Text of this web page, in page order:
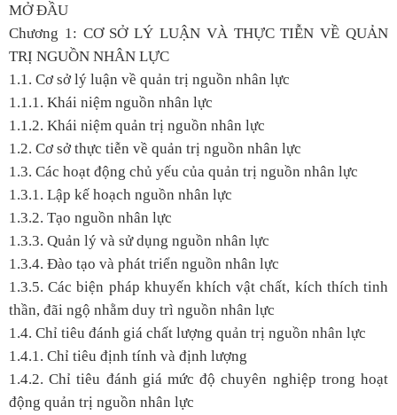
MỞ ĐẦU
Chương 1: CƠ SỞ LÝ LUẬN VÀ THỰC TIỄN VỀ QUẢN
TRỊ NGUỒN NHÂN LỰC
1.1. Cơ sở lý luận về quản trị nguồn nhân lực
1.1.1. Khái niệm nguồn nhân lực
1.1.2. Khái niệm quản trị nguồn nhân lực
1.2. Cơ sở thực tiễn về quản trị nguồn nhân lực
1.3. Các hoạt động chủ yếu của quản trị nguồn nhân lực
1.3.1. Lập kế hoạch nguồn nhân lực
1.3.2. Tạo nguồn nhân lực
1.3.3. Quản lý và sử dụng nguồn nhân lực
1.3.4. Đào tạo và phát triển nguồn nhân lực
1.3.5. Các biện pháp khuyến khích vật chất, kích thích tinh
thần, đãi ngộ nhằm duy trì nguồn nhân lực
1.4. Chỉ tiêu đánh giá chất lượng quản trị nguồn nhân lực
1.4.1. Chỉ tiêu định tính và định lượng
1.4.2. Chỉ tiêu đánh giá mức độ chuyên nghiệp trong hoạt
động quản trị nguồn nhân lực